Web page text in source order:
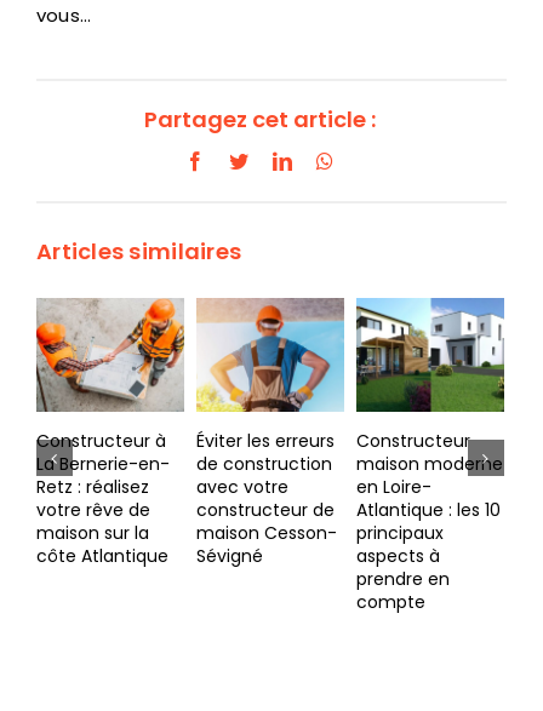
vous…
Partagez cet article :
Facebook
TwitterLinkedIn
Articles similaires
Éviter les erreurs
de construction
avec votre
constructeur de
maison Cesson-
Sévigné
Constructeur
maison moderne
en Loire-
Atlantique : les 10
principaux
aspects à
L’impact de la
COVID-19 sur
l’architecture et
la vie
quotidienne